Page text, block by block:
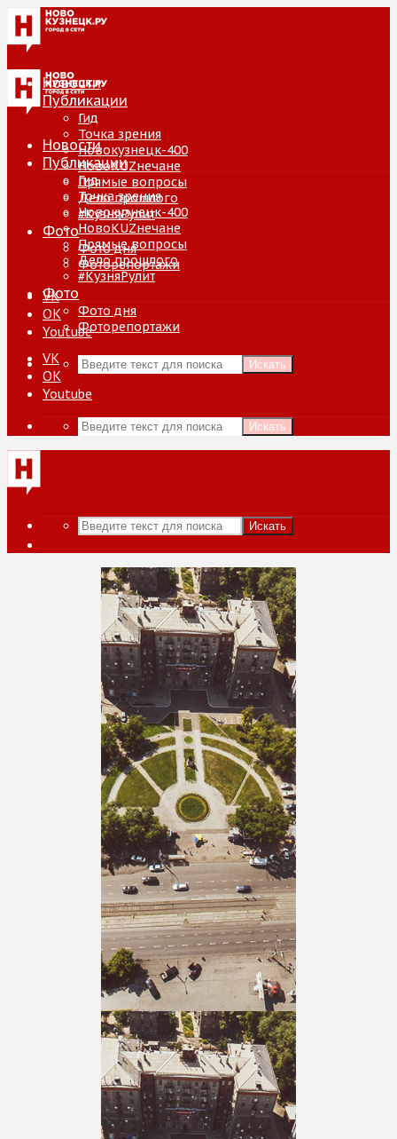
Новости
Публикации
Гид
Точка зрения
Новокузнецк-400
НовоKUZнечане
Прямые вопросы
Дело прошлого
#КузняРулит
Фото
Фото дня
Фоторепортажи
VK
ОК
Youtube
Искать
Новости
Публикации
Гид
Точка зрения
Новокузнецк-400
НовоKUZнечане
Прямые вопросы
Дело прошлого
#КузняРулит
Фото
Фото дня
Фоторепортажи
VK
ОК
Youtube
Искать
Искать